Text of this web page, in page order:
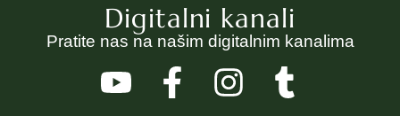
Digitalni kanali
Pratite nas na našim digitalnim kanalima